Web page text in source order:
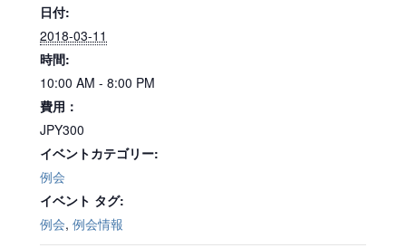
日付:
2018-03-11
時間:
10:00 AM - 8:00 PM
費用：
JPY300
イベントカテゴリー:
例会
イベント タグ:
例会, 例会情報